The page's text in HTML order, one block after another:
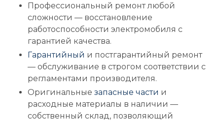
Профессиональный ремонт любой
сложности — восстановление
работоспособности электромобиля с
гарантией качества.
Гарантийный и постгарантийный ремонт
— обслуживание в строгом соответствии с
регламентами производителя.
Оригинальные запасные части и
расходные материалы в наличии —
собственный склад, позволяющий